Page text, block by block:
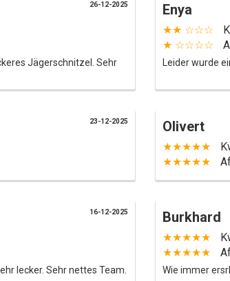
Jägerschnitzel. Sehr
26-12-2025 Enya
★★ ☆☆☆
★ ☆☆☆☆
Leider wurde
23-12-2025 Olivert
★★★★★
★★★★★
lecker. Sehr nettes Team.
16-12-2025 Burkhard
★★★★★
★★★★★
Wie immer